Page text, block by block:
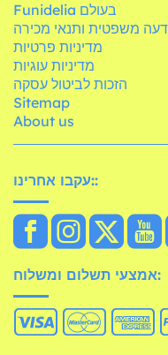
Funidelia בעולם
משפטית ותנאי מכירה
מדיניות פרטיות
מדיניות עוגיות
הזכות לביטול עסקה
Sitemap
About us
עקבו אחרינו::
אמצעי תשלום ומשלוח: